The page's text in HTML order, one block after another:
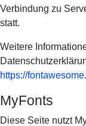
Verbindung zu
statt.
Weitere
https://
MyFonts
Diese Seite nutzt